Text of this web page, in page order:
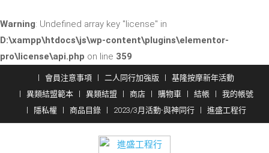
Warning: Undefined array key "license" in
D:\xampp\htdocs\js\wp-content\plugins\elementor-
pro\license\api.php on line 359
content
會員注意事項 二人同行加強版
基隆按摩新年活動
異類結盟範本
異類結盟 商店 購物車 結帳
我的帳號
隱私權
商品目錄 2023/3月活動-與神同行 進盛工程行